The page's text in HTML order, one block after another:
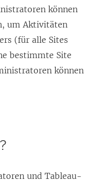
w
können
um Aktivitäten
(für alle Sites
bestimmte Site
können
und Tableau-